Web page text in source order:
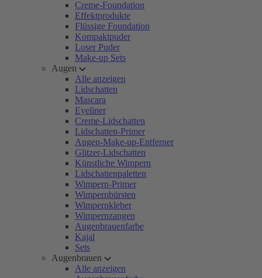
Creme-Foundation
Effektprodukte
Flüssige Foundation
Kompaktpuder
Loser Puder
Make-up Sets
Augen
Alle anzeigen
Lidschatten
Mascara
Eyeliner
Creme-Lidschatten
Lidschatten-Primer
Augen-Make-up-Entferner
Glitzer-Lidschatten
Künstliche Wimpern
Lidschattenpaletten
Wimpern-Primer
Wimpernbürsten
Wimpernkleber
Wimpernzangen
Augenbrauenfarbe
Kajal
Sets
Augenbrauen
Alle anzeigen